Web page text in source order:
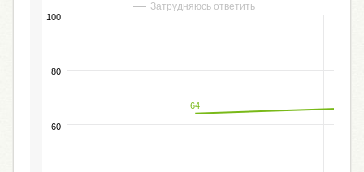
64
Затрудняюсь ответить
60
80
100